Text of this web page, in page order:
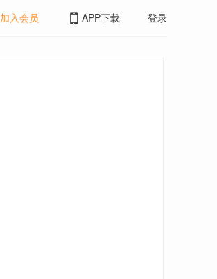
加入会员 APP下载 登录